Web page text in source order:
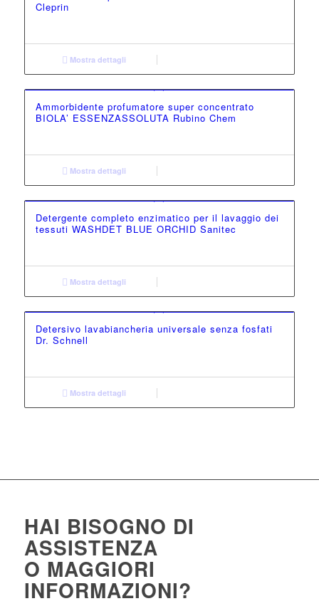
Cleprin
Mostra dettagli
Ammorbidente profumatore super concentrato
BIOLA’ ESSENZASSOLUTA Rubino Chem
Mostra dettagli
Detergente completo enzimatico per il lavaggio dei
tessuti WASHDET BLUE ORCHID Sanitec
Mostra dettagli
Detersivo lavabiancheria universale senza fosfati
Dr. Schnell
Mostra dettagli
HAI BISOGNO DI
ASSISTENZA
O MAGGIORI
INFORMAZIONI?